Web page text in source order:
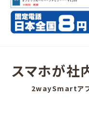
スマホが社
2waySmartアプ